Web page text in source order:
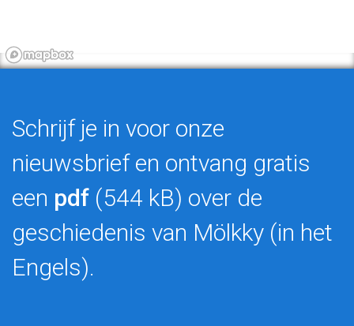
Schrijf je in voor onze
nieuwsbrief en ontvang gratis
een pdf (544 kB) over de
geschiedenis van Mölkky (in het
Engels).